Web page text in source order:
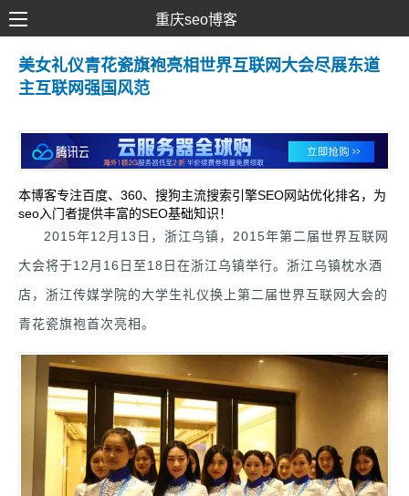
SEO优化
网络推广
SEM营销
重庆seo博客
美女礼仪青花瓷旗袍亮相世界互联网大会尽展东道
主互联网强国风范
本博客专注百度、360、搜狗主流搜索引擎SEO网站优化排名，为
seo入门者提供丰富的SEO基础知识！
2015年12月13日，浙江乌镇，2015年第二届世界互联网
大会将于12月16日至18日在浙江乌镇举行。浙江乌镇枕水酒
店，浙江传媒学院的大学生礼仪换上第二届世界互联网大会的
青花瓷旗袍首次亮相。